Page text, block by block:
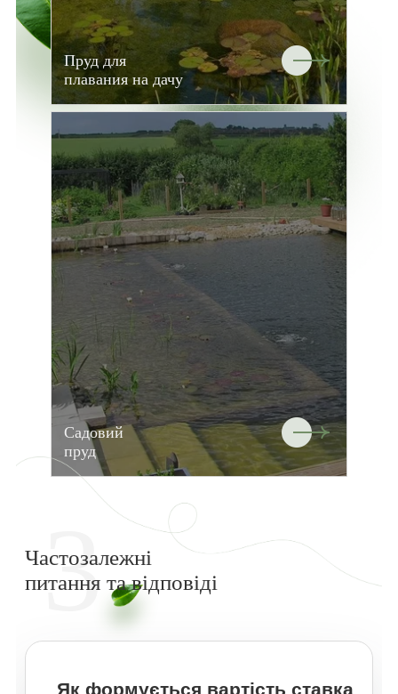
Пруд для
плавания на дачу
Садовий
пруд
3
Частозалежні
питання та відповіді
Як формується вартість ставка